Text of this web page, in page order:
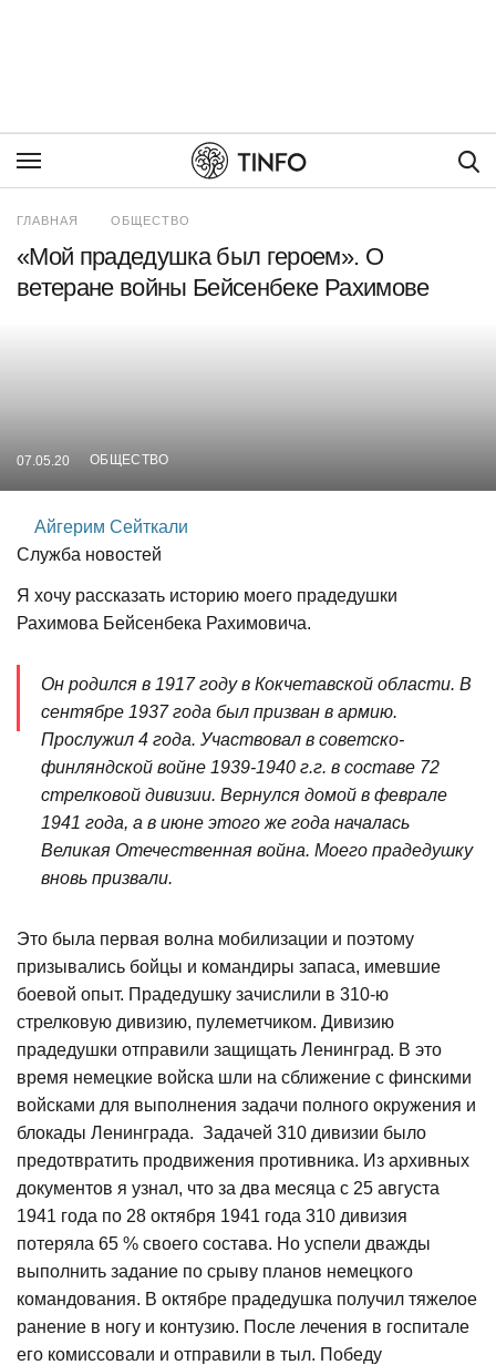
ГЛАВНАЯ ОБЩЕСТВО
«Мой прадедушка был героем». О
ветеране войны Бейсенбеке Рахимове
07.05.20 ОБЩЕСТВО
Айгерим Сейткали
Служба новостей
Я хочу рассказать историю моего прадедушки
Рахимова Бейсенбека Рахимовича.
Он родился в 1917 году в Кокчетавской области. В
сентябре 1937 года был призван в армию.
Прослужил 4 года. Участвовал в советско-
финляндской войне 1939-1940 г.г. в составе 72
стрелковой дивизии. Вернулся домой в феврале
1941 года, а в июне этого же года началась
Великая Отечественная война. Моего прадедушку
вновь призвали.
Это была первая волна мобилизации и поэтому
призывались бойцы и командиры запаса, имевшие
боевой опыт. Прадедушку зачислили в 310-ю
стрелковую дивизию, пулеметчиком. Дивизию
прадедушки отправили защищать Ленинград. В это
время немецкие войска шли на сближение с финскими
войсками для выполнения задачи полного окружения и
блокады Ленинграда. Задачей 310 дивизии было
предотвратить продвижения противника. Из архивных
документов я узнал, что за два месяца с 25 августа
1941 года по 28 октября 1941 года 310 дивизия
потеряла 65 % своего состава. Но успели дважды
выполнить задание по срыву планов немецкого
командования. В октябре прадедушка получил тяжелое
ранение в ногу и контузию. После лечения в госпитале
его комиссовали и отправили в тыл. Победу